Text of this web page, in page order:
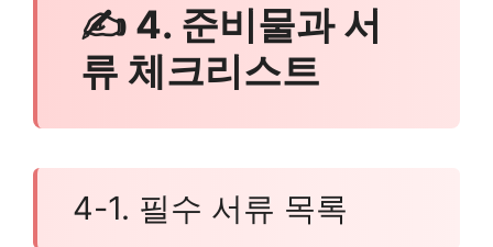
✍ 4. 준비물과 서
류 체크리스트
4-1. 필수 서류 목록